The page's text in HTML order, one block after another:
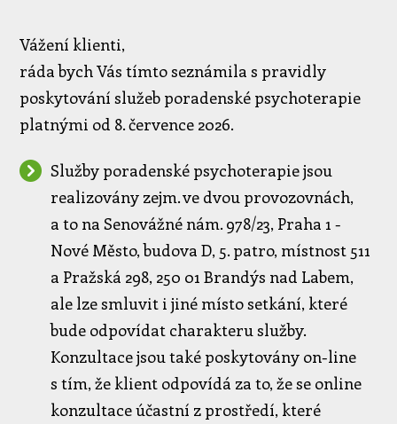
Vážení klienti,
ráda bych Vás tímto seznámila s pravidly
poskytování služeb poradenské psychoterapie
platnými od 8. července 2026.
Služby poradenské psychoterapie jsou
realizovány zejm. ve dvou provozovnách,
a to na Senovážné nám. 978/23, Praha 1 -
Nové Město, budova D, 5. patro, místnost 511
a Pražská 298, 250 01 Brandýs nad Labem,
ale lze smluvit i jiné místo setkání, které
bude odpovídat charakteru služby.
Konzultace jsou také poskytovány on-line
s tím, že klient odpovídá za to, že se online
konzultace účastní z prostředí, které